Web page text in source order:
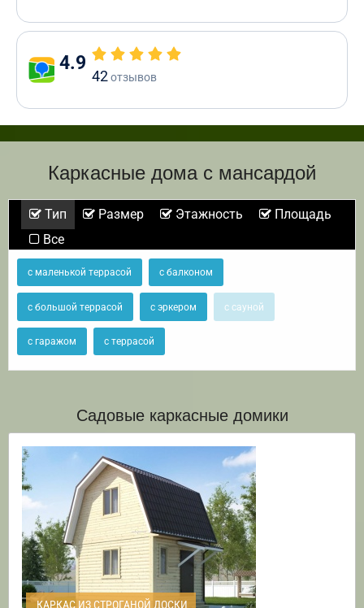
4.9
42отзывов
Каркасные дома с мансардой
Тип Размер Этажность
Площадь
Все
с маленькой террасой с балконом
с большой террасой с эркером с сауной
с гаражом с террасой
Садовые каркасные домики
КАРКАС ИЗ СТРОГАНОЙ ДОСКИ